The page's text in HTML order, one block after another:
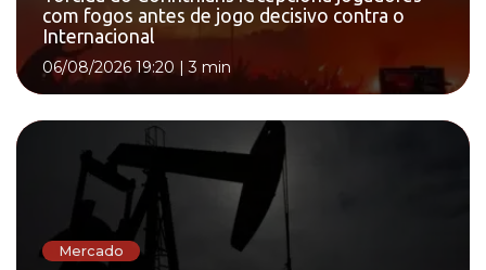
com fogos antes de jogo decisivo contra o
Internacional
06/08/2026 19:20 |3 min
Mercado